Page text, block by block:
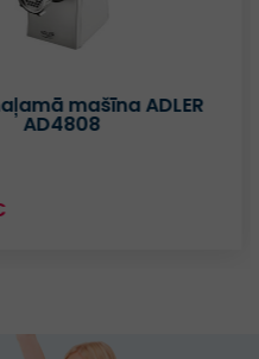
mašīna ADLER
AD4808